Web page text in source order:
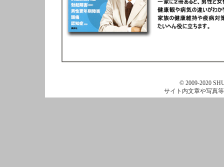
© 2009-2020
サイト内文章や写真